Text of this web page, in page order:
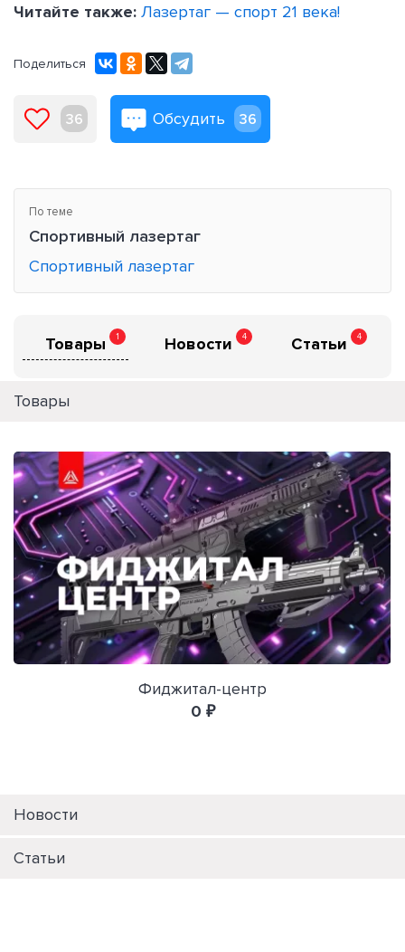
Читайте также: Лазертаг — спорт 21 века!
Поделиться
36 Обсудить 36
По теме
Спортивный лазертаг
Спортивный лазертаг
Товары 1 Новости 4 Статьи 4
Товары
Фиджитал-центр
0 ₽
Новости
Статьи